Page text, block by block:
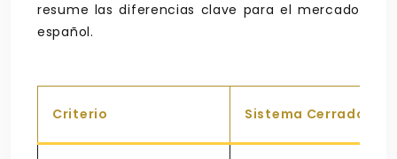
resume las diferencias clave para el mercado
español.
Criterio Sistema Cerrado